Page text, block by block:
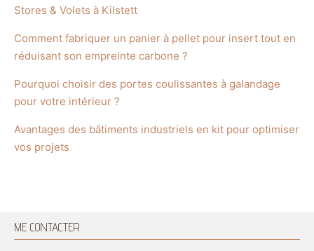
Stores & Volets à Kilstett
Comment fabriquer un panier à pellet pour insert tout en
réduisant son empreinte carbone ?
Pourquoi choisir des portes coulissantes à galandage
pour votre intérieur ?
Avantages des bâtiments industriels en kit pour optimiser
vos projets
ME CONTACTER